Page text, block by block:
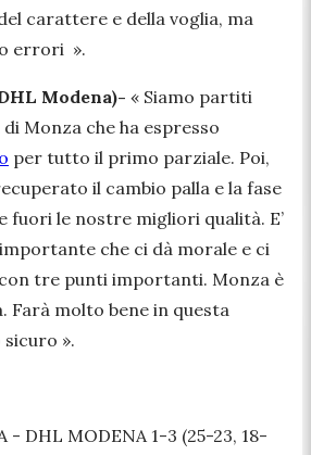
carattere e della voglia, ma
errori ».
Modena)- « Siamo partiti
Monza che ha espresso
per tutto il primo parziale. Poi,
il cambio palla e la fase
fuori le nostre migliori qualità. E’
che ci dà morale e ci
tre punti importanti. Monza è
Farà molto bene in questa
sicuro ».
- DHL MODENA 1-3 (25-23, 18-